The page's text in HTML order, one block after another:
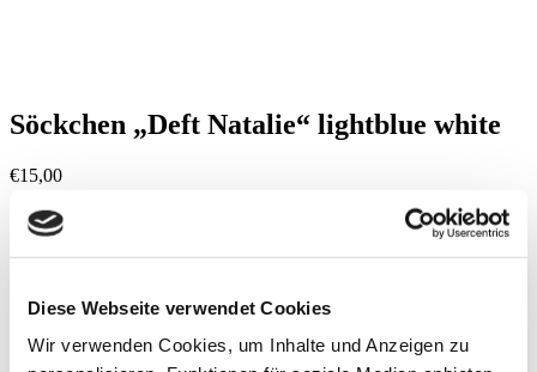
Diese Webseite verwendet Cookies
Wir verwenden Cookies, um Inhalte und Anzeigen zu
Söckchen „Deft Natalie“ lightblue white
€15,00
inkl. MwSt.
Socken
Mit Lurex-Details am Bund
VERSANDKOSTENFREI!